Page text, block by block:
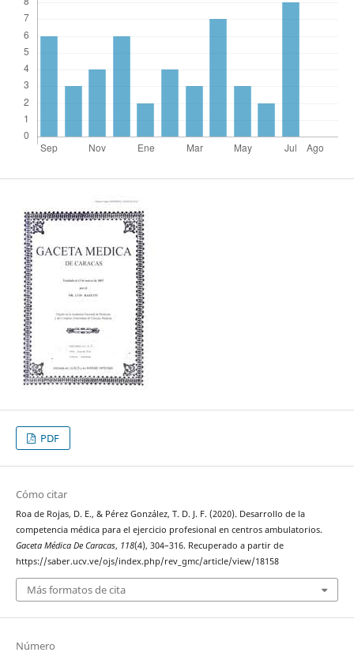
PDF
Cómo citar
Roa de Rojas, D. E., & Pérez González, T. D. J. F. (2020). Desarrollo de la
competencia médica para el ejercicio profesional en centros ambulatorios.
Gaceta Médica De Caracas, 118(4), 304–316. Recuperado a partir de
https://saber.ucv.ve/ojs/index.php/rev_gmc/article/view/18158
Más formatos de cita
Número